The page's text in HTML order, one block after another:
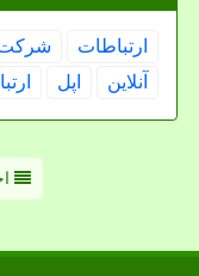
ارتباطات
آنلاین
اپل